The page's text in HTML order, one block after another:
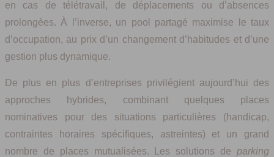
en cas de télétravail, de déplacements ou d’absences
prolongées. À l’inverse, un pool partagé maximise le taux
d’occupation, au prix d’un changement d’habitudes et d’une
gestion plus dynamique.
De plus en plus d’entreprises privilégient aujourd’hui des
approches hybrides, combinant quelques places
nominatives pour des situations particulières (handicap,
contraintes horaires spécifiques, astreintes) et un grand
nombre de places mutualisées. Les solutions de parking